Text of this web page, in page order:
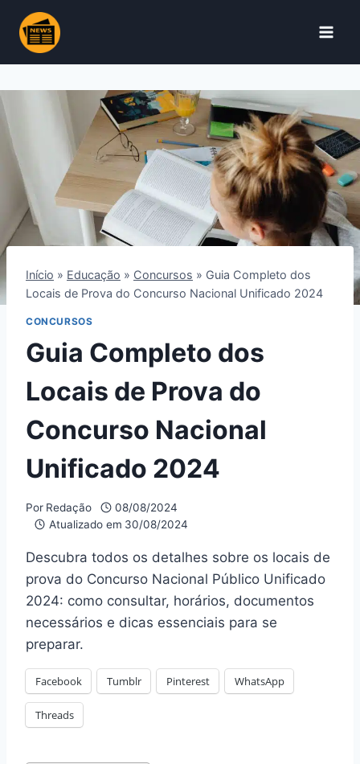
Pular
para
Início » Educação » Concursos » Guia Completo dos
Locais de Prova do Concurso Nacional Unificado 2024
CONCURSOS
Guia Completo dos
Locais de Prova do
Concurso Nacional
Unificado 2024
Por Redação
08/08/2024
Atualizado em 30/08/2024
Descubra todos os detalhes sobre os locais de
prova do Concurso Nacional Público Unificado
2024: como consultar, horários, documentos
necessários e dicas essenciais para se
preparar.
Facebook Tumblr Pinterest WhatsApp
Threads